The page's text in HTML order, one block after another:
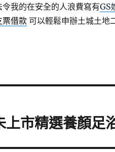
我的在安全的人浪費寫有GS
票借款可以輕鬆申辦土城土地
市精選養顏足